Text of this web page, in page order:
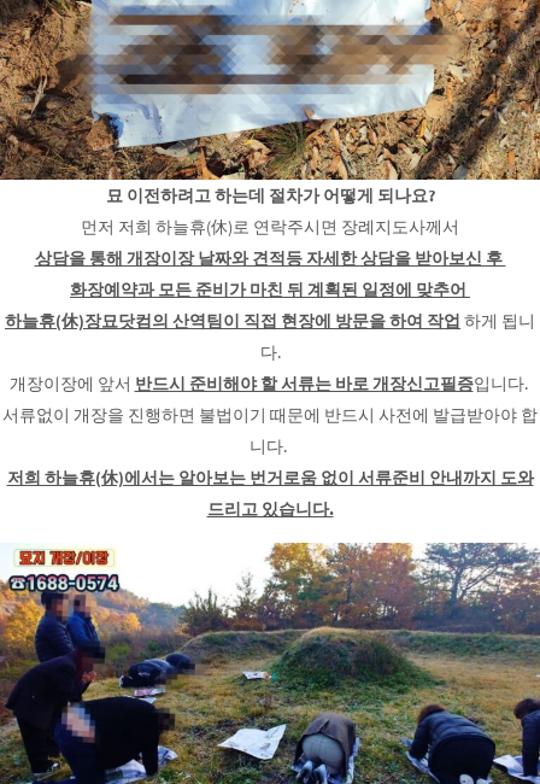
묘 이전하려고 하는데 절차가 어떻게 되나요?
먼저 저희 하늘휴(休)로 연락주시면 장례지도사께서
상담을 통해 개장이장 날짜와 견적등 자세한 상담을 받아보신 후
화장예약과 모든 준비가 마친 뒤 계획된 일정에 맞추어
하늘휴(休)장묘닷컴의 산역팀이 직접 현장에 방문을 하여 작업 하게 됩니
다.
개장이장에 앞서 반드시 준비해야 할 서류는 바로 개장신고필증입니다.
서류없이 개장을 진행하면 불법이기 때문에 반드시 사전에 발급받아야 합
니다.
저희 하늘휴(休)에서는 알아보는 번거로움 없이 서류준비 안내까지 도와
드리고 있습니다.